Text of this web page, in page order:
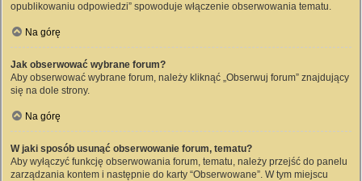
opublikowaniu odpowiedzi” spowoduje włączenie obserwowania tematu.
Na górę
Jak obserwować wybrane forum?
Aby obserwować wybrane forum, należy kliknąć „Obserwuj forum” znajdujący
się na dole strony.
Na górę
W jaki sposób usunąć obserwowanie forum, tematu?
Aby wyłączyć funkcję obserwowania forum, tematu, należy przejść do panelu
zarządzania kontem i następnie do karty “Obserwowane”. W tym miejscu